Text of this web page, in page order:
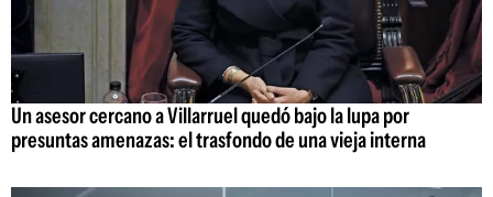
Un asesor cercano a Villarruel quedó bajo la lupa por
presuntas amenazas: el trasfondo de una vieja interna